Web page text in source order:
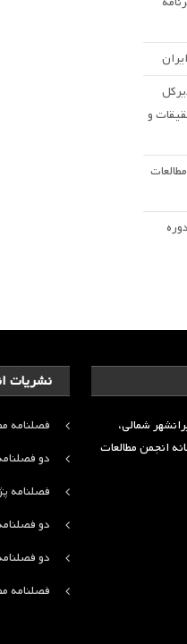
و
نشریات
فصلنامه
دو
فصلنامه
دو
دو
فصلنامه
شمالی،
دبیر خانه انجمن مطالعات